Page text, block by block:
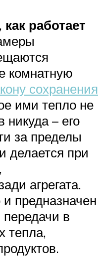
как работает
комнатную
сохранения
ими тепло не
никуда – его
за пределы
делается при
агрегата.
и предназначен
в
тепла,